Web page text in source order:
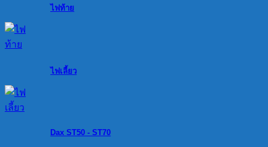
ไฟท้าย
ไฟเลี้ยว
Dax ST50 - ST70